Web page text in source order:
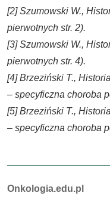
[2]Szumowski W.,
pierwotnych str. 2).
[3]Szumowski W.,
pierwotnych str. 4).
[4]Brzeziński T.,
– specyficzna choroba
[5]Brzeziński T.,
– specyficzna choroba
Autorzy:
Onkologia.edu.pl